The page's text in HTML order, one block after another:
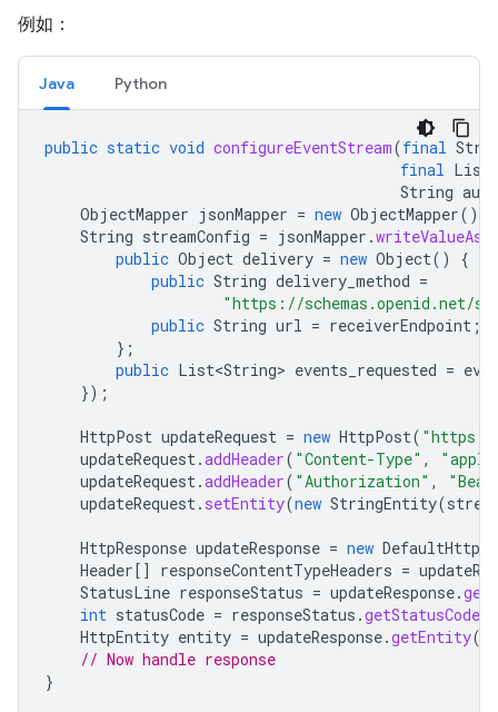
例如：
Java Python
public static void configureEventStream(final
final
String
ObjectMapper jsonMapper = new ObjectMapper();
String streamConfig = jsonMapper .
public Object delivery = new Object()
{
public String delivery_method =
"https://schemas.openid.net/
public String url = receiverEndpoint ;
};
public List<String> events_requested =
});
HttpPost updateRequest = new HttpPost( "https://
updateRequest.addHeader( "Content-Type" ,
updateRequest.addHeader( "Authorization" ,
updateRequest. setEntity(new StringEntity(
HttpResponse updateResponse = new
Header[] responseContentTypeHeaders =
StatusLine responseStatus = updateResponse.
int statusCode = responseStatus .getStatusCode
HttpEntity entity = updateResponse.getEntity
// Now handle response
}